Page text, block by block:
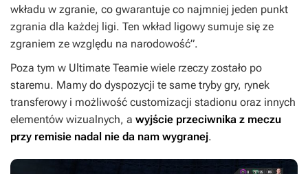
wkładu w zgranie, co gwarantuje co najmniej jeden punkt
zgrania dla każdej ligi. Ten wkład ligowy sumuje się ze
zgraniem ze względu na narodowość”.
Poza tym w Ultimate Teamie wiele rzeczy zostało po
staremu. Mamy do dyspozycji te same tryby gry, rynek
transferowy i możliwość customizacji stadionu oraz innych
elementów wizualnych, a wyjście przeciwnika z meczu
przy remisie nadal nie da nam wygranej.